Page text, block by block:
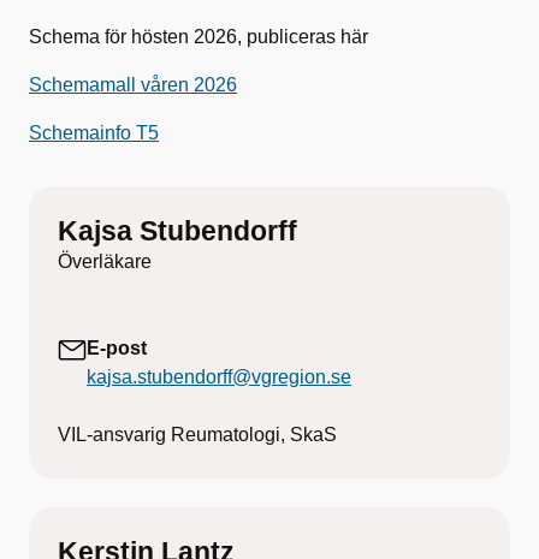
Schema för hösten 2026, publiceras här
Schemamall våren 2026
Schemainfo T5
Kajsa Stubendorff
Överläkare
E-post
kajsa.stubendorff@vgregion.se
VIL-ansvarig Reumatologi, SkaS
Kerstin Lantz